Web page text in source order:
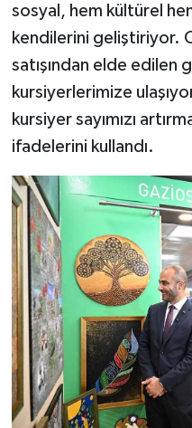
sosyal, hem kültürel
kendilerini geliştiriyor.
satışından elde edilen
kursiyerlerimize
kursiyer sayımızı
ifadelerini kullandı.